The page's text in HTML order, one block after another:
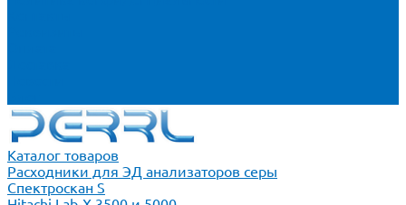
Каталог товаров
Расходники для ЭД анализаторов серы
Спектроскан S